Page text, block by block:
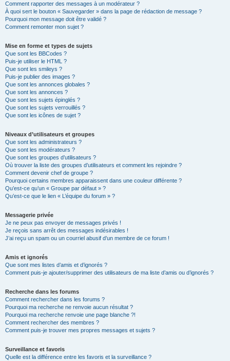
Comment rapporter des messages à un modérateur ?
À quoi sert le bouton « Sauvegarder » dans la page de rédaction de message ?
Pourquoi mon message doit être validé ?
Comment remonter mon sujet ?
Mise en forme et types de sujets
Que sont les BBCodes ?
Puis-je utiliser le HTML ?
Que sont les smileys ?
Puis-je publier des images ?
Que sont les annonces globales ?
Que sont les annonces ?
Que sont les sujets épinglés ?
Que sont les sujets verrouillés ?
Que sont les icônes de sujet ?
Niveaux d’utilisateurs et groupes
Que sont les administrateurs ?
Que sont les modérateurs ?
Que sont les groupes d’utilisateurs ?
Où trouver la liste des groupes d’utilisateurs et comment les rejoindre ?
Comment devenir chef de groupe ?
Pourquoi certains membres apparaissent dans une couleur différente ?
Qu’est-ce qu’un « Groupe par défaut » ?
Qu’est-ce que le lien « L’équipe du forum » ?
Messagerie privée
Je ne peux pas envoyer de messages privés !
Je reçois sans arrêt des messages indésirables !
J’ai reçu un spam ou un courriel abusif d’un membre de ce forum !
Amis et ignorés
Que sont mes listes d’amis et d’ignorés ?
Comment puis-je ajouter/supprimer des utilisateurs de ma liste d’amis ou d’ignorés ?
Recherche dans les forums
Comment rechercher dans les forums ?
Pourquoi ma recherche ne renvoie aucun résultat ?
Pourquoi ma recherche renvoie une page blanche ?!
Comment rechercher des membres ?
Comment puis-je trouver mes propres messages et sujets ?
Surveillance et favoris
Quelle est la différence entre les favoris et la surveillance ?